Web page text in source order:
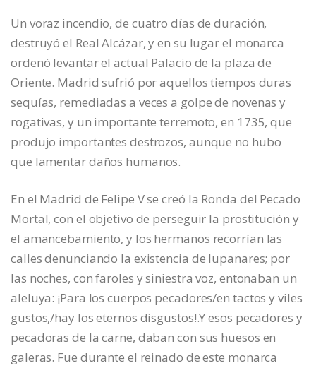
Un voraz incendio, de cuatro días de duración,
destruyó el Real Alcázar, y en su lugar el monarca
ordenó levantar el actual Palacio de la plaza de
Oriente. Madrid sufrió por aquellos tiempos duras
sequías, remediadas a veces a golpe de novenas y
rogativas, y un importante terremoto, en 1735, que
produjo importantes destrozos, aunque no hubo
que lamentar daños humanos.
En el Madrid de Felipe V se creó la Ronda del Pecado
Mortal, con el objetivo de perseguir la prostitución y
el amancebamiento, y los hermanos recorrían las
calles denunciando la existencia de lupanares; por
las noches, con faroles y siniestra voz, entonaban un
aleluya: ¡Para los cuerpos pecadores/en tactos y viles
gustos,/hay los eternos disgustos!.Y esos pecadores y
pecadoras de la carne, daban con sus huesos en
galeras. Fue durante el reinado de este monarca